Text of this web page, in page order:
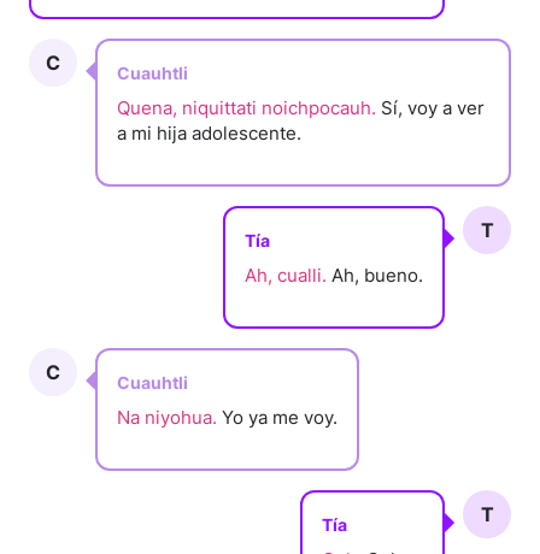
C Cuauhtli
Quena, niquittati noichpocauh. Sí, voy a ver
a mi hija adolescente.
T
Tía
Ah, cualli. Ah, bueno.
C Cuauhtli
Na niyohua. Yo ya me voy.
T
Tía